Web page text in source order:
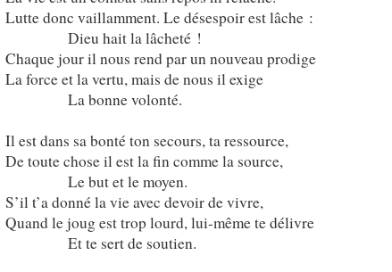
Lutte donc vaillamment. Le désespoir est lâche :
Dieu hait la lâcheté !
Chaque jour il nous rend par un nouveau prodige
La force et la vertu, mais de nous il exige
La bonne volonté.
Il est dans sa bonté ton secours, ta ressource,
De toute chose il est la fin comme la source,
Le but et le moyen.
S’il t’a donné la vie avec devoir de vivre,
Quand le joug est trop lourd, lui-même te délivre
Et te sert de soutien.